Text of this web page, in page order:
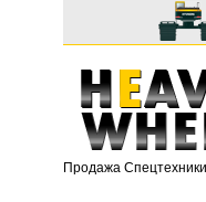
Продажа